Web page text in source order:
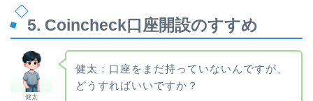
5. Coincheck口座開設のすすめ
健太
健太：口座をまだ持っていないんですが、
どうすればいいですか？